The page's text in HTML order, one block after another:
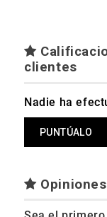
clientes
Nadie ha
PUNTÚALO
Opiniones